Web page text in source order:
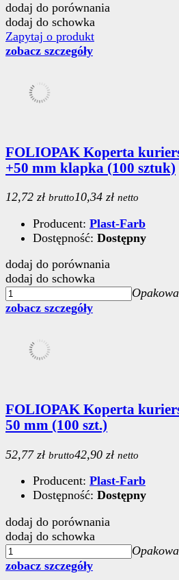
dodaj do porównania
dodaj do schowka
Zapytaj o produkt
zobacz szczegóły
FOLIOPAK Koperta
+50 mm klapka (100 sztuk)
12,72 zł brutto10,34 zł netto
Producent: Plast-Farb
Dostępność: Dostępny
dodaj do porównania
dodaj do schowka
zobacz szczegóły
FOLIOPAK Koperta
50 mm (100 szt.)
52,77 zł brutto42,90 zł netto
Producent: Plast-Farb
Dostępność: Dostępny
dodaj do porównania
dodaj do schowka
zobacz szczegóły